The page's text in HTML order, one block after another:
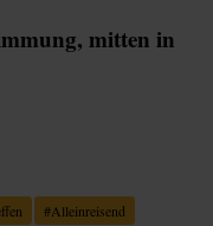
mitten in
#Alleinreisend